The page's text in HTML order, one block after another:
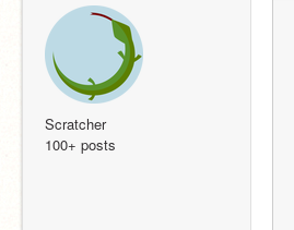
Scratcher
100+ posts